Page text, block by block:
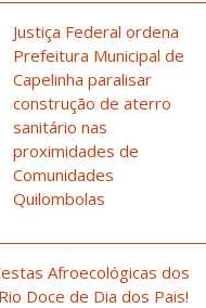
Justiça Federal ordena
Prefeitura Municipal de
Capelinha paralisar
construção de aterro
sanitário nas
proximidades de
Comunidades
Quilombolas
Afroecológicas dos
Doce de Dia dos Pais!